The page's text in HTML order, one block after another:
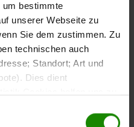
um bestimmte
unserer Webseite zu
Sie dem zustimmen. Zu
technischen auch
Standort; Art und
Dies dient
sammeln und sie
und leise
gefertigt und kommt
er dauerhaft geräuschfrei
hoch.